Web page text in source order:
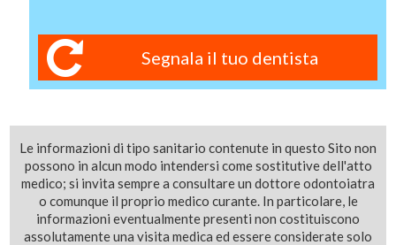
Segnala il tuo dentista
Le informazioni di tipo sanitario contenute in questo Sito non
possono in alcun modo intendersi come sostitutive dell'atto
medico; si invita sempre a consultare un dottore odontoiatra
o comunque il proprio medico curante. In particolare, le
informazioni eventualmente presenti non costituiscono
assolutamente una visita medica ed essere considerate solo